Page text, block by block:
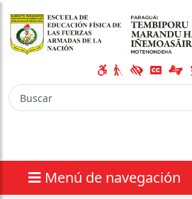
Menú de navegación